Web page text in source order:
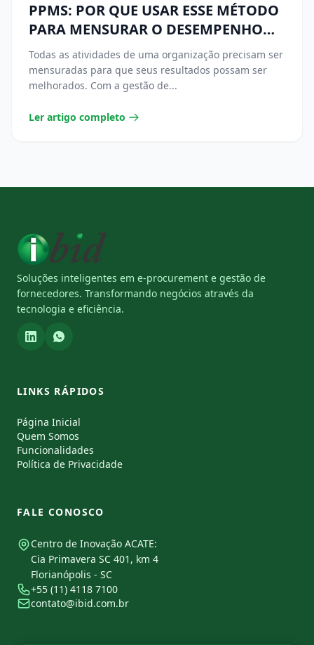
PPMS: POR QUE USAR ESSE MÉTODO
PARA MENSURAR O DESEMPENHO
DA ÁREA DE COMPRAS
Todas as atividades de uma organização precisam ser
mensuradas para que seus resultados possam ser
melhorados. Com a gestão de...
Ler artigo completo
Soluções inteligentes em e-procurement e gestão de
fornecedores. Transformando negócios através da
tecnologia e eficiência.
LINKS RÁPIDOS
Página Inicial
Quem Somos
Funcionalidades
Política de Privacidade
FALE CONOSCO
Centro de Inovação ACATE:
Cia Primavera SC 401, km 4
Florianópolis - SC
+55 (11) 4118 7100
contato@ibid.com.br